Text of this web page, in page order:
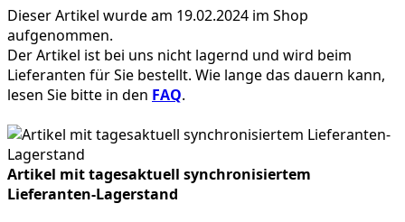
Dieser Artikel wurde am 19.02.2024 im Shop
aufgenommen.
Der Artikel ist bei uns nicht lagernd und wird beim
Lieferanten für Sie bestellt. Wie lange das dauern kann,
lesen Sie bitte in den FAQ.
Artikel mit tagesaktuell synchronisiertem
Lieferanten-Lagerstand